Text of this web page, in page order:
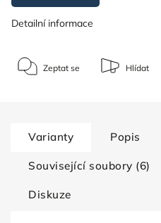
Detailní informace
Zeptat se Hlídat
Varianty Popis
Související soubory (6)
Diskuze